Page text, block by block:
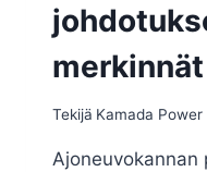
merkinnät
Tekijä Kamada Power
Ajoneuvokannan